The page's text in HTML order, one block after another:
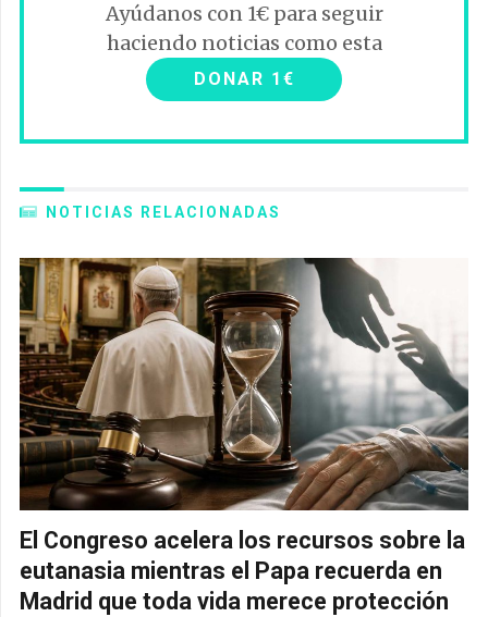
Ayúdanos con 1€ para seguir
haciendo noticias como esta
DONAR 1€
NOTICIAS RELACIONADAS
El Congreso acelera los recursos sobre la
eutanasia mientras el Papa recuerda en
Madrid que toda vida merece protección